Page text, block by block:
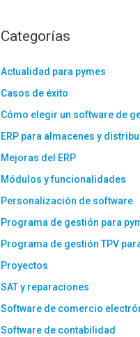
Categorías
Actualidad para pymes
Casos de éxito
Cómo elegir un software de
ERP para almacenes y
Mejoras del ERP
Módulos y funcionalidades
Personalización de software
Programa de gestión para
Programa de gestión TPV
Proyectos
SAT y reparaciones
Software de comercio
Software de contabilidad